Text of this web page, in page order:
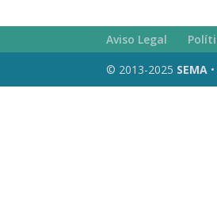
Aviso Legal
© 2013-2025 SEMA